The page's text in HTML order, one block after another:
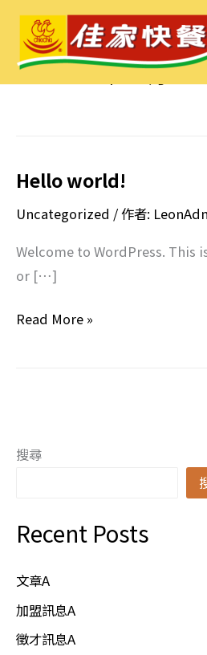
要
搜尋
Recent Posts
文章A
加盟訊息A
徵才訊息A
2022 年 11 月
Hello world!
Uncategorized / 作者:
Welcome to WordPress. This
or […]
Hello
world!
Read More »